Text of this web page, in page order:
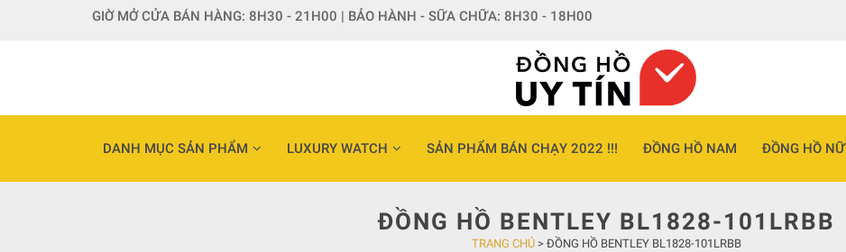
GIỜ MỞ CỬA BÁN HÀNG: 8H30 - 21H00 | BẢO HÀNH - SỮA CHỮA: 8H30 - 18H00
DANH MỤC SẢN PHẨM LUXURY WATCH SẢN PHẨM BÁN CHẠY 2022 !!! ĐỒNG HỒ NAM ĐỒNG HỒ NỮ
ĐỒNG HỒ BENTLEY BL1828-101LRBB
TRANG CHỦ> ĐỒNG HỒ BENTLEY BL1828-101LRBB